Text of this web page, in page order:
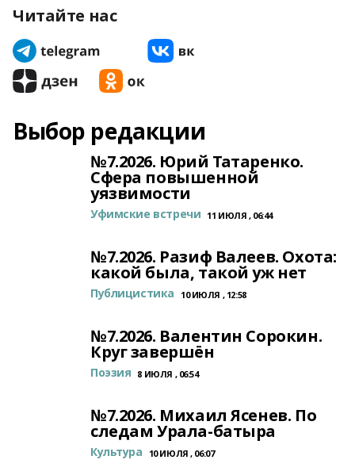
Читайте нас
Выбор редакции
№7.2026. Юрий Татаренко.
Сфера повышенной
уязвимости
Уфимские встречи 11 ИЮЛЯ , 06:44
№7.2026. Разиф Валеев. Охота:
какой была, такой уж нет
Публицистика 10 ИЮЛЯ , 12:58
№7.2026. Валентин Сорокин.
Круг завершён
Поэзия 8 ИЮЛЯ , 06:54
№7.2026. Михаил Ясенев. По
следам Урала-батыра
Культура 10 ИЮЛЯ , 06:07